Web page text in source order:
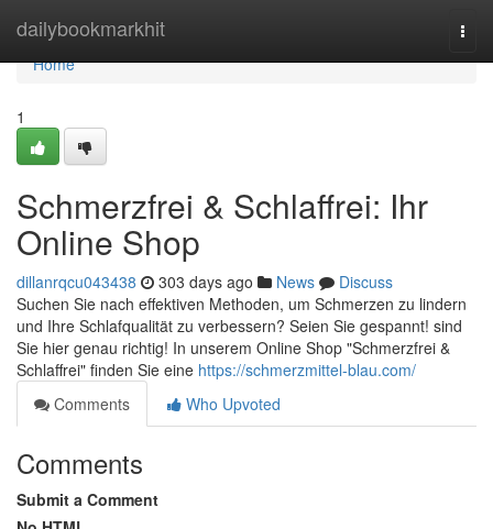
dailybookmarkhit
Home
Home
1
Schmerzfrei & Schlaffrei: Ihr
Online Shop
dillanrqcu043438 303 days ago News
Discuss
Suchen Sie nach effektiven Methoden, um Schmerzen zu lindern
und Ihre Schlafqualität zu verbessern? Seien Sie gespannt! sind
Sie hier genau richtig! In unserem Online Shop "Schmerzfrei &
Schlaffrei" finden Sie eine https://schmerzmittel-blau.com/
Comments
Who Upvoted
Comments
Submit a Comment